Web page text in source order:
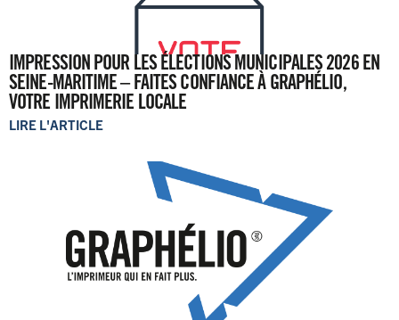
IMPRESSION POUR LES ÉLECTIONS MUNICIPALES 2026 EN
SEINE-MARITIME – FAITES CONFIANCE À GRAPHÉLIO,
VOTRE IMPRIMERIE LOCALE
LIRE L'ARTICLE